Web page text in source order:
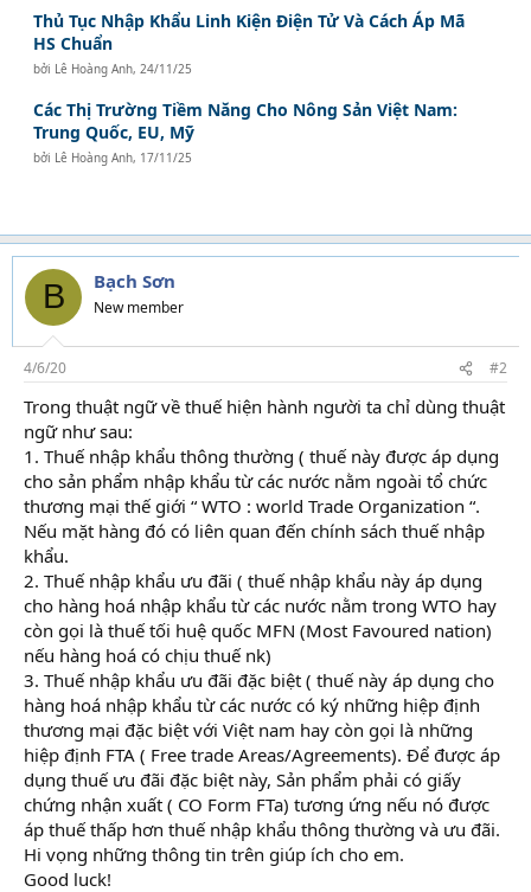
Thủ Tục Nhập Khẩu Linh Kiện Điện Tử Và Cách Áp Mã
HS Chuẩn
bởi Lê Hoàng Anh, 24/11/25
Các Thị Trường Tiềm Năng Cho Nông Sản Việt Nam:
Trung Quốc, EU, Mỹ
bởi Lê Hoàng Anh, 17/11/25
B Bạch Sơn
New member
4/6/20 #2
Trong thuật ngữ về thuế hiện hành người ta chỉ dùng thuật
ngữ như sau:
1. Thuế nhập khẩu thông thường ( thuế này được áp dụng
cho sản phẩm nhập khẩu từ các nước nằm ngoài tổ chức
thương mại thế giới “ WTO : world Trade Organization “.
Nếu mặt hàng đó có liên quan đến chính sách thuế nhập
khẩu.
2. Thuế nhập khẩu ưu đãi ( thuế nhập khẩu này áp dụng
cho hàng hoá nhập khẩu từ các nước nằm trong WTO hay
còn gọi là thuế tối huệ quốc MFN (Most Favoured nation)
nếu hàng hoá có chịu thuế nk)
3. Thuế nhập khẩu ưu đãi đặc biệt ( thuế này áp dụng cho
hàng hoá nhập khẩu từ các nước có ký những hiệp định
thương mại đặc biệt với Việt nam hay còn gọi là những
hiệp định FTA ( Free trade Areas/Agreements). Để được áp
dụng thuế ưu đãi đặc biệt này, Sản phẩm phải có giấy
chứng nhận xuất ( CO Form FTa) tương ứng nếu nó được
áp thuế thấp hơn thuế nhập khẩu thông thường và ưu đãi.
Hi vọng những thông tin trên giúp ích cho em.
Good luck!